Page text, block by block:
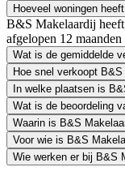
Hoeveel woningen
B&S Makelaardij
afgelopen 12
Wat is de gemiddelde
Hoe snel verkoopt
In welke plaatsen is
Wat is de beoordeling
Waarin is B&S
Voor wie is B&S
Wie werken er bij B&S